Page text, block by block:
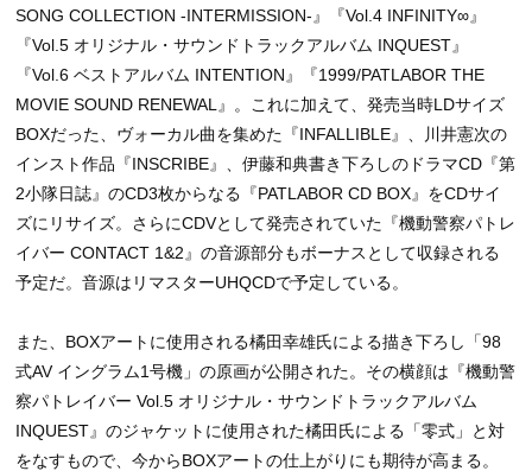
SONG COLLECTION -INTERMISSION-』『Vol.4 INFINITY∞』
『Vol.5 オリジナル・サウンドトラックアルバム INQUEST』
『Vol.6 ベストアルバム INTENTION』『1999/PATLABOR THE
MOVIE SOUND RENEWAL』。これに加えて、発売当時LDサイズ
BOXだった、ヴォーカル曲を集めた『INFALLIBLE』、川井憲次の
インスト作品『INSCRIBE』、伊藤和典書き下ろしのドラマCD『第
2小隊日誌』のCD3枚からなる『PATLABOR CD BOX』をCDサイ
ズにリサイズ。さらにCDVとして発売されていた『機動警察パトレ
イバー CONTACT 1&2』の音源部分もボーナスとして収録される
予定だ。音源はリマスターUHQCDで予定している。
また、BOXアートに使用される橘田幸雄氏による描き下ろし「98
式AV イングラム1号機」の原画が公開された。その横顔は『機動警
察パトレイバー Vol.5 オリジナル・サウンドトラックアルバム
INQUEST』のジャケットに使用された橘田氏による「零式」と対
をなすもので、今からBOXアートの仕上がりにも期待が高まる。